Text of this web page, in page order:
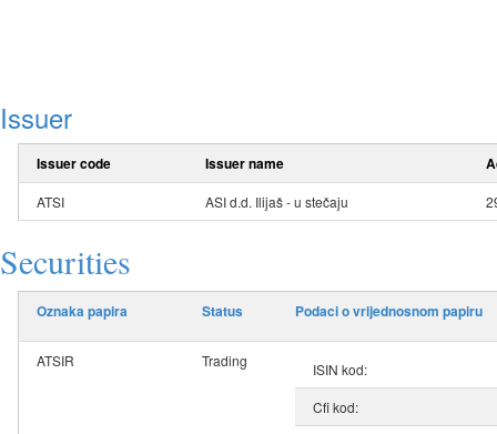
Issuer
Issuer code Issuer name
ATSI ASI d.d. Ilijaš - u stečaju
Securities
Oznaka papira Status Podaci o vrijednosnom papiru
ATSIR Trading
ISIN kod:
Cfi kod: